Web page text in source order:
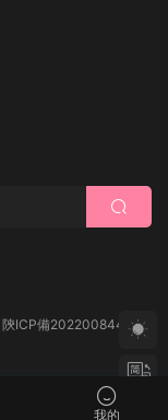
陝ICP備2022008444号
我的